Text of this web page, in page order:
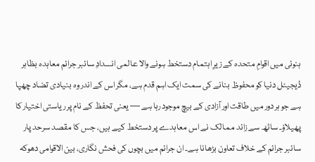
ہنوئی میں اقوامِ متحدہ کے زیرِ اہتمام دستخط ہونے والا عالمی انسدادِ سائبر جرائم معاہدہ بظاہر
ڈیجیٹل دنیا کو محفوظ بنانے کی سمت ایک اہم قدم ہے، مگر اس کے اندر وہ بنیادی تضاد چھپا
ہے جو ہر دور میں طاقت اور آزادی کے بیچ موجود رہا ہے — یعنی تحفظ کے نام پر ریاستی اختیار کا
پھیلاؤ۔ ساٹھ سے زائد ممالک نے اس معاہدے پر دستخط کیے ہیں، جس کا مقصد سرحد پار
سائبر جرائم کے خلاف تعاون بڑھانا ہے۔ ان جرائم میں بچوں کی فحش نگاری، بین الاقوامی دھوکہ